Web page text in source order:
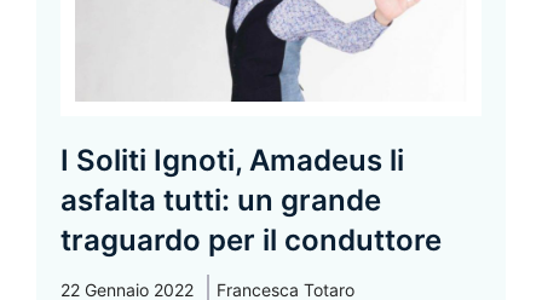
I Soliti Ignoti, Amadeus li
asfalta tutti: un grande
traguardo per il conduttore
22 Gennaio 2022 Francesca Totaro